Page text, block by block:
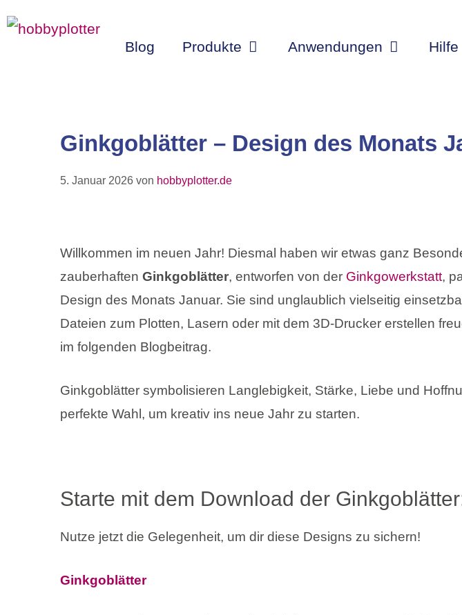
Inhalt
Blog Produkte Anwendungen Hilfe
Ginkgoblätter – Design des Monats
5. Januar 2026 von hobbyplotter.de
Willkommen im neuen Jahr! Diesmal haben wir etwas ganz
zauberhaften Ginkgoblätter, entworfen von der Ginkgowerkstatt,
Design des Monats Januar. Sie sind unglaublich vielseitig
Dateien zum Plotten, Lasern oder mit dem 3D-Drucker erstellen
im folgenden Blogbeitrag.
Ginkgoblätter symbolisieren Langlebigkeit, Stärke, Liebe und
perfekte Wahl, um kreativ ins neue Jahr zu starten.
Starte mit dem Download der
Nutze jetzt die Gelegenheit, um dir diese Designs zu sichern!
Ginkgoblätter